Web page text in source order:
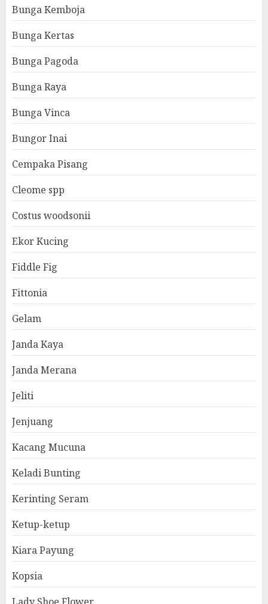
Bunga Kemboja
Bunga Kertas
Bunga Pagoda
Bunga Raya
Bunga Vinca
Bungor Inai
Cempaka Pisang
Cleome spp
Costus woodsonii
Ekor Kucing
Fiddle Fig
Fittonia
Gelam
Janda Kaya
Janda Merana
Jeliti
Jenjuang
Kacang Mucuna
Keladi Bunting
Kerinting Seram
Ketup-ketup
Kiara Payung
Kopsia